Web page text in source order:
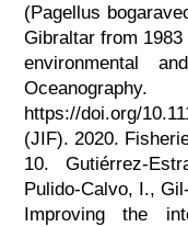
(Pagellus
Gibraltar from 1983
environmental
Oceanography.
https://doi.org/
(JIF). 2020.
10. Gutiérrez-
Pulido-Calvo, I.,
Improving the